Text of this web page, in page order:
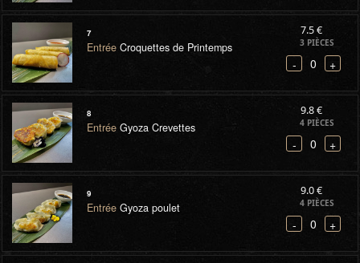
7
EntréeCroquettes de Printemps
7.5 €
3 PIÈCES
- 0 +
8
EntréeGyoza Crevettes
9.8 €
4 PIÈCES
- 0 +
9
EntréeGyoza poulet
9.0 €
4 PIÈCES
- 0 +